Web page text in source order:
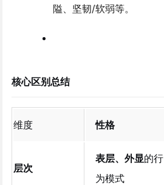
隘、坚韧/软弱等。
核心区别总结
维度 性格
层次
表层、外显的行
为模式